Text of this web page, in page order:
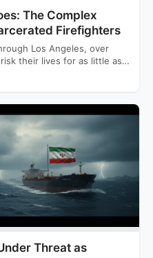
The Complex
Firefighters
Los Angeles, over
their lives for as little as…
Threat as